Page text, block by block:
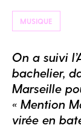
MUSIQUE
On a suivi
bachelier,
Marseille
« Mention
virée en